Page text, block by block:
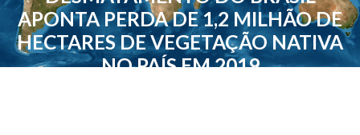
APONTA PERDA DE 1,2 MILHÃO DE
HECTARES DE VEGETAÇÃO NATIVA
NO PAÍS EM 2019